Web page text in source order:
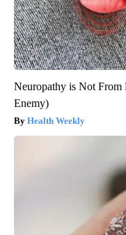
Neuropathy is Not
Enemy)
Health Weekly